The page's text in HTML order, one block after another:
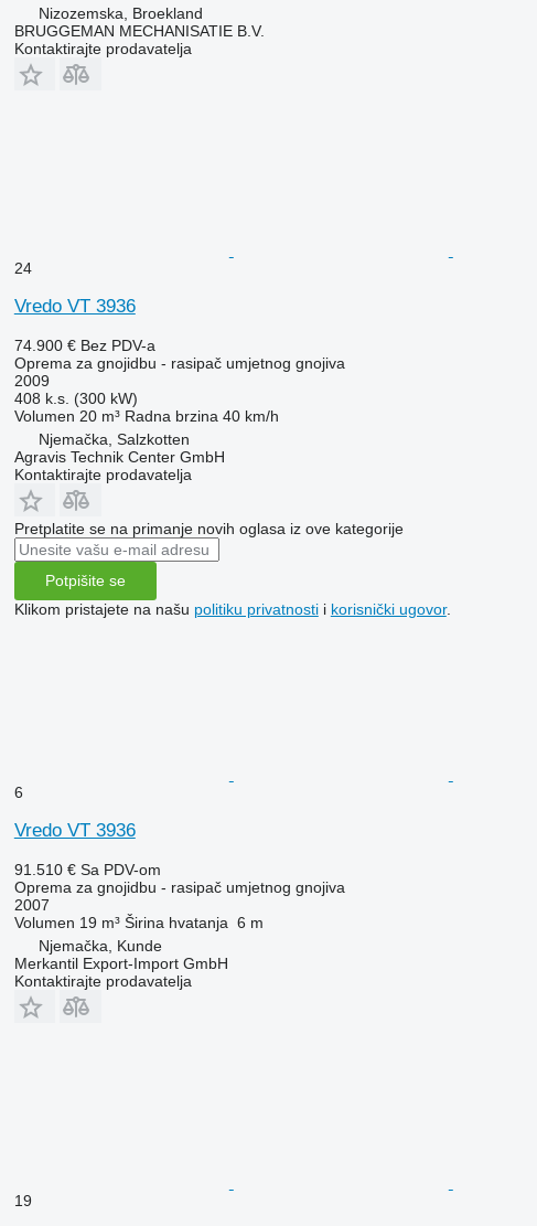
Nizozemska, Broekland
BRUGGEMAN MECHANISATIE B.V.
Kontaktirajte prodavatelja
24
Vredo VT 3936
74.900 € Bez PDV-a
Oprema za gnojidbu - rasipač umjetnog gnojiva
2009
408 k.s. (300 kW)
Volumen 20 m³ Radna brzina 40 km/h
Njemačka, Salzkotten
Agravis Technik Center GmbH
Kontaktirajte prodavatelja
Pretplatite se na primanje novih oglasa iz ove kategorije
Potpišite se
Klikom pristajete na našu politiku privatnostii korisnički ugovor.
6
Vredo VT 3936
91.510 € Sa PDV-om
Oprema za gnojidbu - rasipač umjetnog gnojiva
2007
Volumen 19 m³ Širina hvatanja 6 m
Njemačka, Kunde
Merkantil Export-Import GmbH
Kontaktirajte prodavatelja
19